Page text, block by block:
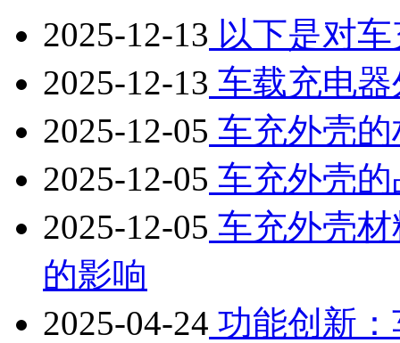
2025-12-13 以下是对
2025-12-13 车载充电
2025-12-05 车充外壳
2025-12-05 车充外壳
2025-12-05 车充外壳
的影响
2025-04-24 功能创新